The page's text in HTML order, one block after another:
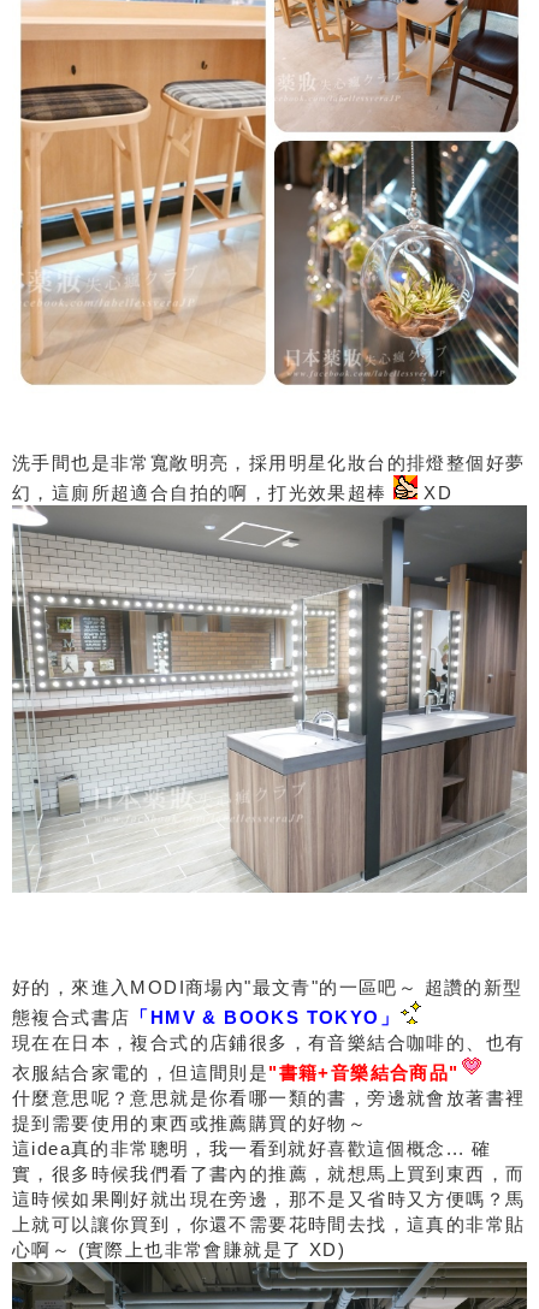
洗手間也是非常寬敞明亮，採用明星化妝台的排燈整個好夢
幻，這廁所超適合自拍的啊，打光效果超棒
XD
好的，來進入MODI商場內"最文青"的一區吧～ 超讚的新型
態複合式書店 「HMV & BOOKS TOKYO」
現在在日本，複合式的店鋪很多，有音樂結合咖啡的、也有
衣服結合家電的，但這間則是"書籍+音樂結合商品"
什麼意思呢？意思就是你看哪一類的書，旁邊就會放著書裡
提到需要使用的東西或推薦購買的好物～
這idea真的非常聰明，我一看到就好喜歡這個概念... 確
實，很多時候我們看了書內的推薦，就想馬上買到東西，而
這時候如果剛好就出現在旁邊，那不是又省時又方便嗎？馬
上就可以讓你買到，你還不需要花時間去找，這真的非常貼
心啊～ (實際上也非常會賺就是了 XD)